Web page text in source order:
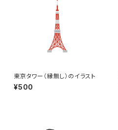
東京タワー（縁無し）のイラスト
¥500